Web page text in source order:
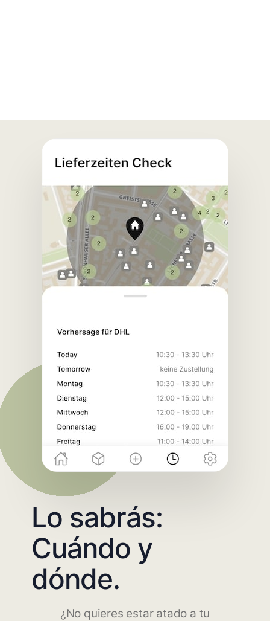
Lo sabrás:
Cuándo y
dónde.
¿No quieres estar atado a tu